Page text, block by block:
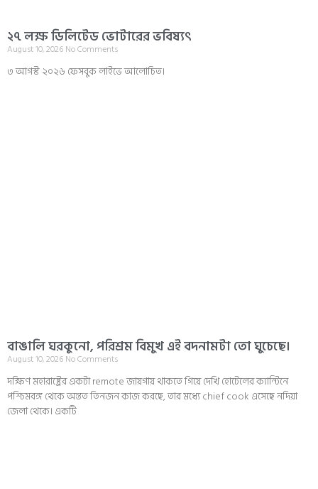
২৭ লক্ষ ডিলিটেড ভোটারের ভবিষ্যৎ
August 10, 2026 No Comments
৩ আগস্ট ২০২৬ ফেসবুক লাইভে আলোচিত।
বাঙালি ঘরকুনো, পরিশ্রম বিমুখ এই বদনামটা তো ঘুচেছে।
August 10, 2026 No Comments
দক্ষিণ মহারাষ্ট্রের একটা remote জায়গায় থাকতে গিয়ে দেখি হোটেলের ক্যান্টিনে
পশ্চিমবঙ্গ থেকে অন্তত তিনজন কাজ করছে, তার মধ্যে chief cook এসেছে নদিয়া
জেলা থেকে। একটি